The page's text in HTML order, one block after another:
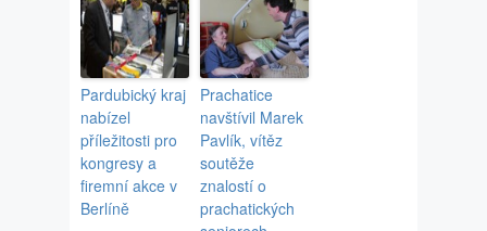
Pardubický kraj
nabízel
příležitosti pro
kongresy a
firemní akce v
Berlíně
Prachatice
navštívil Marek
Pavlík, vítěz
soutěže
znalostí o
prachatických